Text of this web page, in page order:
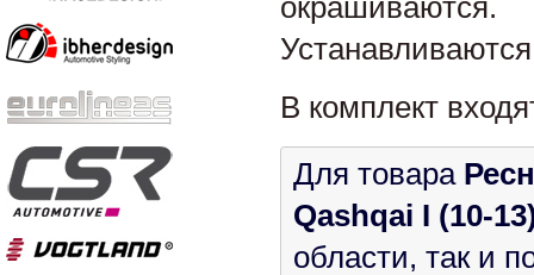
В комплект
Для товара
Qashqai I (10-
области, так и